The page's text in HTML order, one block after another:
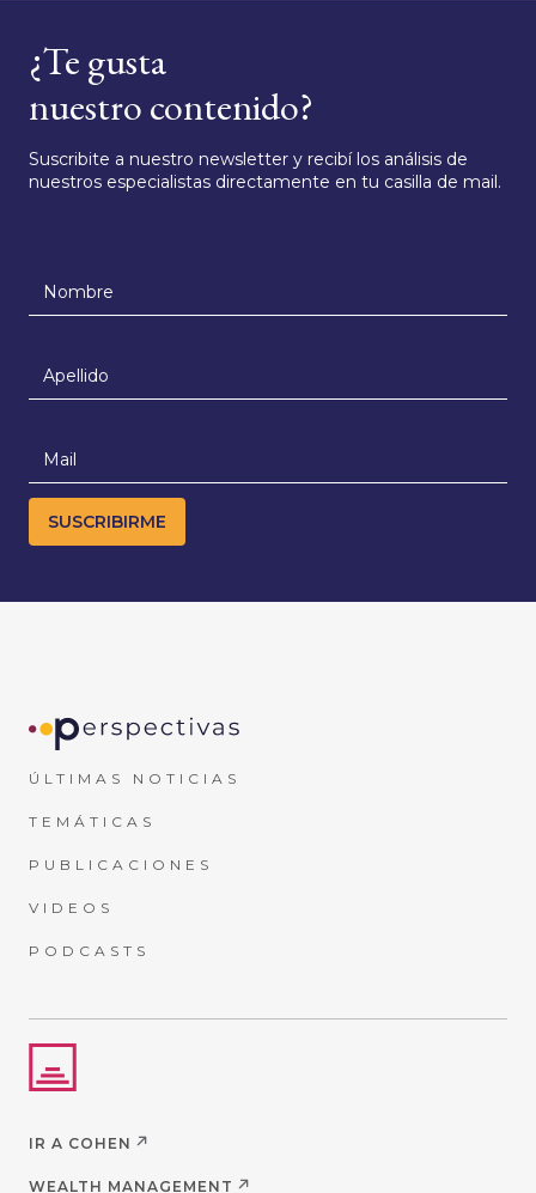
¿Te gusta
nuestro contenido?
Suscribite a nuestro newsletter y recibí los análisis de
nuestros especialistas directamente en tu casilla de mail.
ÚLTIMAS NOTICIAS
TEMÁTICAS
PUBLICACIONES
VIDEOS
PODCASTS
IR A COHEN
WEALTH MANAGEMENT